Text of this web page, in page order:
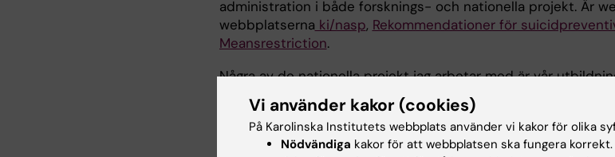
administration i både forsknings- och nationella projekt. Är
webbplatserna ki/nasp, Rekommendationer för
Meansrestriction.
Några av de nationella projekt jag arbetar med är vår
Psykisk Hälsa
där jag är med och samordnar, utvecklar och
jag med i planeringsgruppen för den nationella konferensen i
anordnar vartannat år.
Vi använder kakor (cookies)
På Karolinska Institutets webbplats använder vi kakor för olika
Nödvändiga kakor för att webbplatsen ska fungera korrekt.